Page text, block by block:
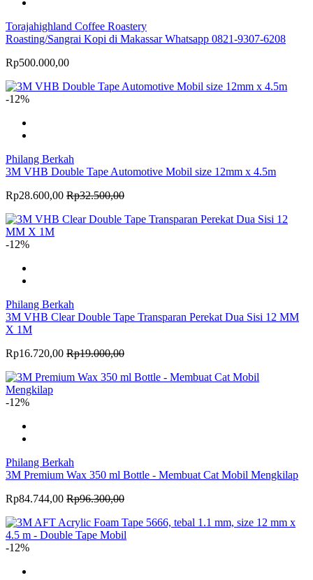
Torajahighland Coffee Roastery
Roasting/Sangrai Kopi di Makassar Whatsapp 0821-9307-6208
Rp500.000,00
-12%
Philang Berkah
3M VHB Double Tape Automotive Mobil size 12mm x 4.5m
Rp28.600,00 Rp32.500,00
-12%
Philang Berkah
3M VHB Clear Double Tape Transparan Perekat Dua Sisi 12 MM
X 1M
Rp16.720,00 Rp19.000,00
-12%
Philang Berkah
3M Premium Wax 350 ml Bottle - Membuat Cat Mobil Mengkilap
Rp84.744,00 Rp96.300,00
-12%